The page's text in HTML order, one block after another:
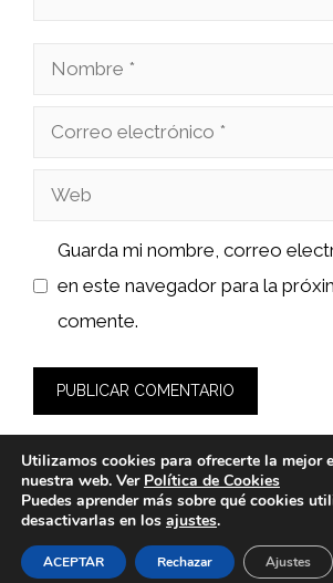
Nombre
Correo
Web
Guarda mi nombre, correo
en este navegador para la
comente.
© 2026 wasabidelnorte.es -
Legal-Política de
Utilizamos cookies para ofrecerte la mejor
nuestra web. Ver Política de Cookies
Puedes aprender más sobre qué cookies
desactivarlas en los ajustes.
ACEPTAR Rechazar Ajustes